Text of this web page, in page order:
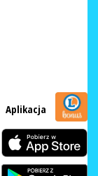
Aplikacja